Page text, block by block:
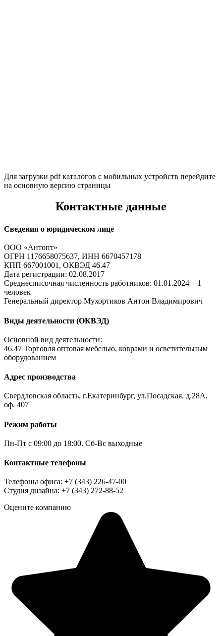
Для загрузки pdf каталогов с мобильных устройств перейдите
на основную версию страницы
Контактные данные
Сведения о юридическом лице
ООО «Антопт»
ОГРН 1176658075637, ИНН 6670457178
КПП 667001001, ОКВЭД 46.47
Дата регистрации: 02.08.2017
Среднесписочная численность работников: 01.01.2024 – 1
человек
Генеральный директор Мухортиков Антон Владимирович
Виды деятельности (ОКВЭД)
Основной вид деятельности:
46.47 Торговля оптовая мебелью, коврами и осветительным
оборудованием
Адрес производства
Свердловская область, г.Екатеринбург, ул.Посадская, д.28А,
оф. 407
Режим работы
Пн-Пт с 09:00 до 18:00. Сб-Вс выходные
Контактные телефоны
Телефоны офиса: +7 (343) 226-47-00
Студия дизайна: +7 (343) 272-88-52
Оцените компанию